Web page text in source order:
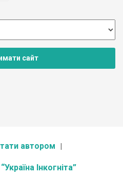
сайт
автором
Інкогніта”